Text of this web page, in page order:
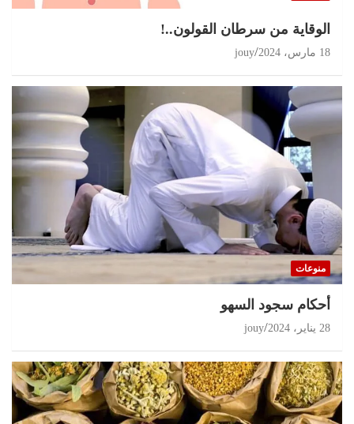
الوقاية من سرطان القولون..!
18 مارس، 2024 jouy
منوعات
أحكام سجود السهو
28 يناير، 2024 jouy